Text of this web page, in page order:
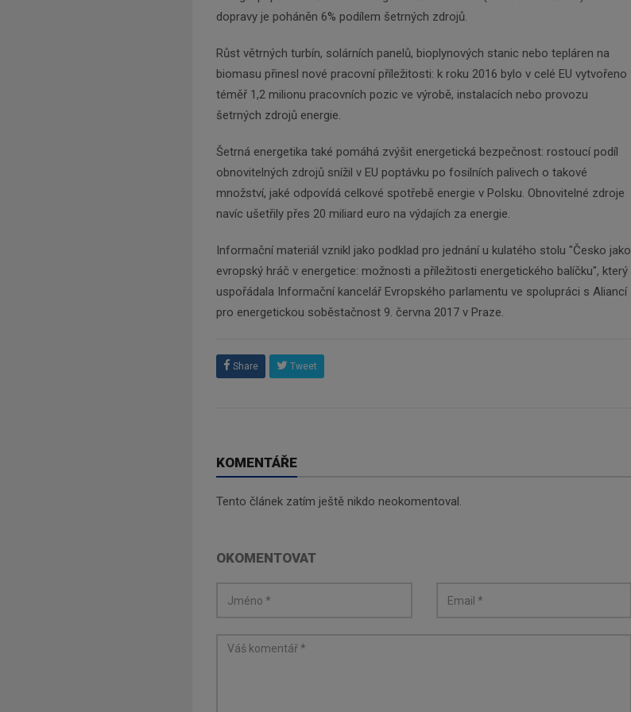
dopravy je poháněn 6% podílem šetrných zdrojů.
Růst větrných turbín, solárních panelů, bioplynových stanic nebo tepláren na
biomasu přinesl nové pracovní příležitosti: k roku 2016 bylo v celé EU vytvořeno
téměř 1,2 milionu pracovních pozic ve výrobě, instalacích nebo provozu
šetrných zdrojů energie.
Šetrná energetika také pomáhá zvýšit energetická bezpečnost: rostoucí podíl
obnovitelných zdrojů snížil v EU poptávku po fosilních palivech o takové
množství, jaké odpovídá celkové spotřebě energie v Polsku. Obnovitelné zdroje
navíc ušetřily přes 20 miliard euro na výdajích za energie.
Informační materiál vznikl jako podklad pro jednání u kulatého stolu "Česko jako
evropský hráč v energetice: možnosti a příležitosti energetického balíčku", který
uspořádala Informační kancelář Evropského parlamentu ve spolupráci s Aliancí
pro energetickou soběstačnost 9. června 2017 v Praze.
Share Tweet
KOMENTÁŘE
Tento článek zatím ještě nikdo neokomentoval.
OKOMENTOVAT